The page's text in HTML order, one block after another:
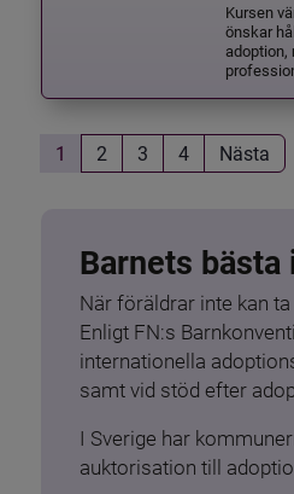
Kursen
önskar
adoption,
1 2 3 4 Nästa
Barnets bästa
När föräldrar inte kan
Enligt FN:s
internationella
samt vid stöd efter
I Sverige har
auktorisation till